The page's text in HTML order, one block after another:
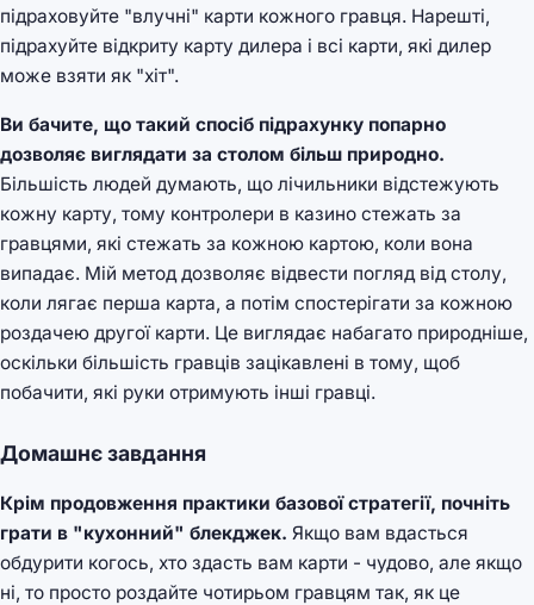
підраховуйте "влучні" карти кожного гравця. Нарешті,
підрахуйте відкриту карту дилера і всі карти, які дилер
може взяти як "хіт".
Ви бачите, що такий спосіб підрахунку попарно
дозволяє виглядати за столом більш природно.
Більшість людей думають, що лічильники відстежують
кожну карту, тому контролери в казино стежать за
гравцями, які стежать за кожною картою, коли вона
випадає. Мій метод дозволяє відвести погляд від столу,
коли лягає перша карта, а потім спостерігати за кожною
роздачею другої карти. Це виглядає набагато природніше,
оскільки більшість гравців зацікавлені в тому, щоб
побачити, які руки отримують інші гравці.
Домашнє завдання
Крім продовження практики базової стратегії, почніть
грати в "кухонний" блекджек. Якщо вам вдасться
обдурити когось, хто здасть вам карти - чудово, але якщо
ні, то просто роздайте чотирьом гравцям так, як це